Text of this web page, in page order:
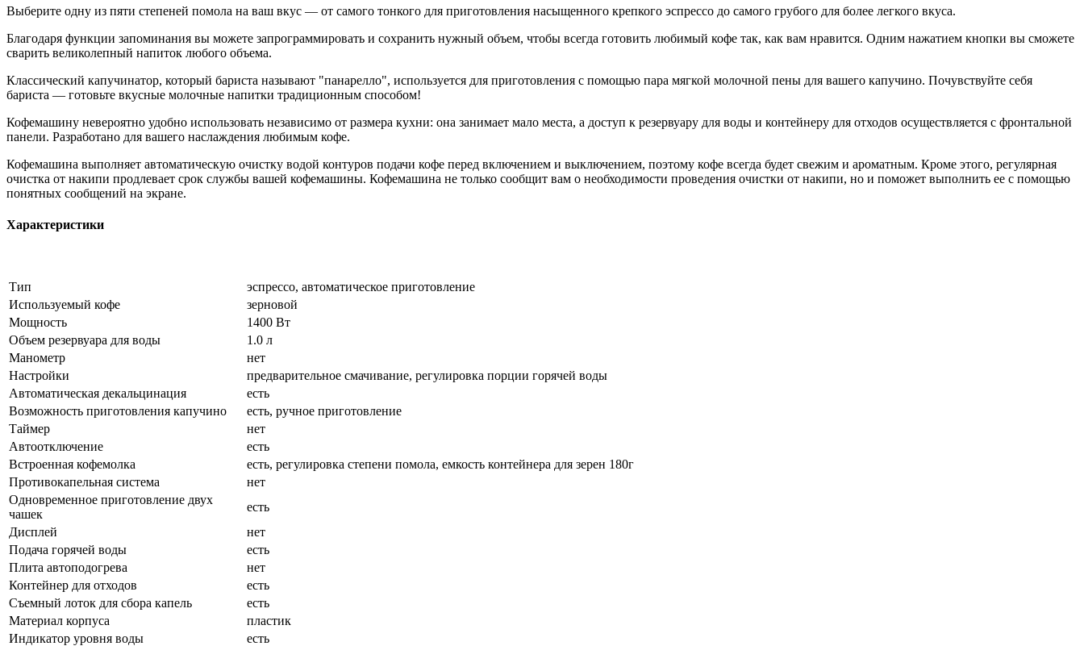
Выберите одну из пяти степеней помола на ваш вкус — от самого тонкого для приготовления насыщенного крепкого эспрессо до самого грубого для более легкого вкуса.
Благодаря функции запоминания вы можете запрограммировать и сохранить нужный объем, чтобы всегда готовить любимый кофе так, как вам нравится. Одним нажатием кнопки вы сможете
сварить великолепный напиток любого объема.
Классический капучинатор, который бариста называют "панарелло", используется для приготовления с помощью пара мягкой молочной пены для вашего капучино. Почувствуйте себя
бариста — готовьте вкусные молочные напитки традиционным способом!
Кофемашину невероятно удобно использовать независимо от размера кухни: она занимает мало места, а доступ к резервуару для воды и контейнеру для отходов осуществляется с фронтальной
панели. Разработано для вашего наслаждения любимым кофе.
Кофемашина выполняет автоматическую очистку водой контуров подачи кофе перед включением и выключением, поэтому кофе всегда будет свежим и ароматным. Кроме этого, регулярная
очистка от накипи продлевает срок службы вашей кофемашины. Кофемашина не только сообщит вам о необходимости проведения очистки от накипи, но и поможет выполнить ее с помощью
понятных сообщений на экране.
Характеристики
Тип
эспрессо, автоматическое приготовление
Используемый кофе
зерновой
Мощность
1400 Вт
Объем резервуара для воды
1.0 л
Манометр
нет
Настройки
предварительное смачивание, регулировка порции горячей воды
Автоматическая декальцинация
есть
Возможность приготовления капучино
есть, ручное приготовление
Таймер
нет
Автоотключение
есть
Встроенная кофемолка
есть, регулировка степени помола, емкость контейнера для зерен 180г
Противокапельная система
нет
Одновременное приготовление двух
чашек
есть
Дисплей
нет
Подача горячей воды
есть
Плита автоподогрева
нет
Контейнер для отходов
есть
Съемный лоток для сбора капель
есть
Материал корпуса
пластик
Индикатор уровня воды
есть